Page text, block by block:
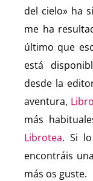
del cielo» ha
me ha
último que
está
desde la
aventura,
más
Librotea. Si
encontráis
más os guste.